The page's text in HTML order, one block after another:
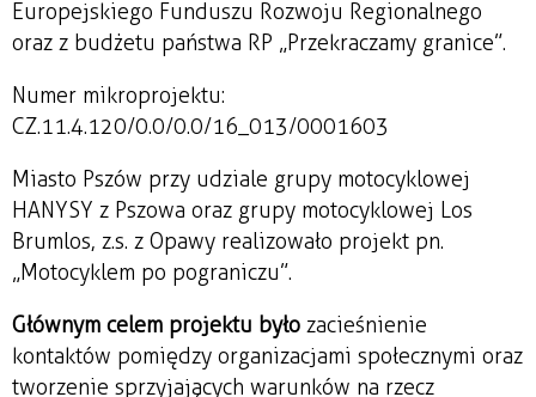
Europejskiego Funduszu Rozwoju Regionalnego
oraz z budżetu państwa RP „Przekraczamy granice”.
Numer mikroprojektu:
CZ.11.4.120/0.0/0.0/16_013/0001603
Miasto Pszów przy udziale grupy motocyklowej
HANYSY z Pszowa oraz grupy motocyklowej Los
Brumlos, z.s. z Opawy realizowało projekt pn.
„Motocyklem po pograniczu”.
Głównym celem projektu było zacieśnienie
kontaktów pomiędzy organizacjami społecznymi oraz
tworzenie sprzyjających warunków na rzecz